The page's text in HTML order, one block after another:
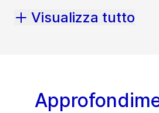
Visualizza tutto